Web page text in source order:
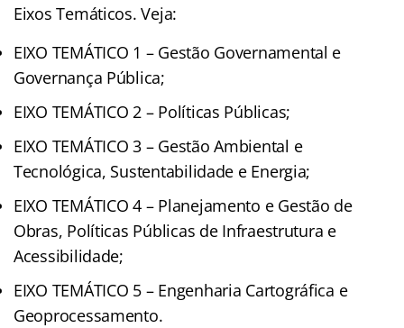
Eixos Temáticos. Veja:
EIXO TEMÁTICO 1 – Gestão Governamental e
Governança Pública;
EIXO TEMÁTICO 2 – Políticas Públicas;
EIXO TEMÁTICO 3 – Gestão Ambiental e
Tecnológica, Sustentabilidade e Energia;
EIXO TEMÁTICO 4 – Planejamento e Gestão de
Obras, Políticas Públicas de Infraestrutura e
Acessibilidade;
EIXO TEMÁTICO 5 – Engenharia Cartográfica e
Geoprocessamento.